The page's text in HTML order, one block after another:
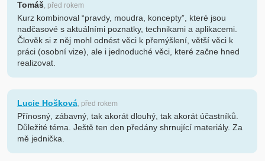
Tomáš, před rokem
Kurz kombinoval “pravdy, moudra, koncepty”, které jsou
nadčasové s aktuálními poznatky, technikami a aplikacemi.
Člověk si z něj mohl odnést věci k přemýšlení, větší věci k
práci (osobní vize), ale i jednoduché věci, které začne hned
realizovat.
Lucie Hošková, před rokem
Přínosný, zábavný, tak akorát dlouhý, tak akorát účastníků.
Důležité téma. Ještě ten den předány shrnující materiály. Za
mě jednička.